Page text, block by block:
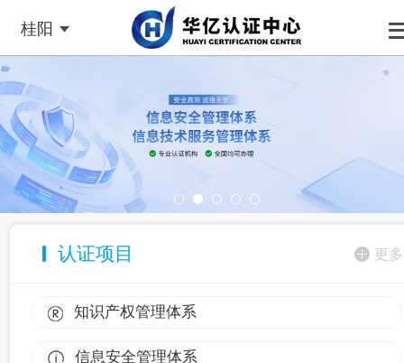
桂阳
认证项目 更多
知识产权管理体系
信息安全管理体系